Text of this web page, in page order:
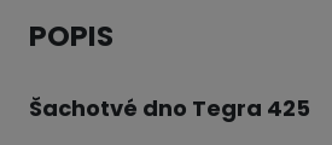
POPIS
Šachotvé dno Tegra 425